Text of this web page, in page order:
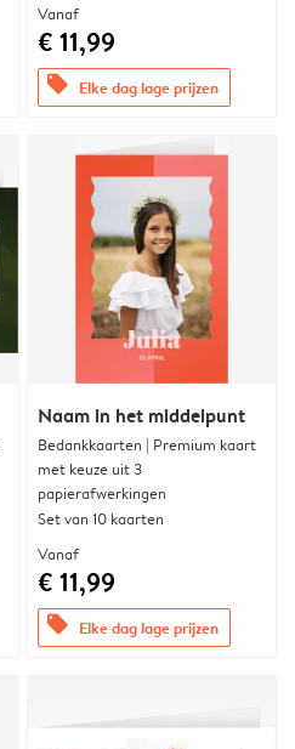
Vanaf
€ 11,99
offers Elke dag lage prijzen
Naam in het middelpunt
Bedankkaarten | Premium kaart
met keuze uit 3
papierafwerkingen
Set van 10 kaarten
Vanaf
€ 11,99
offers Elke dag lage prijzen